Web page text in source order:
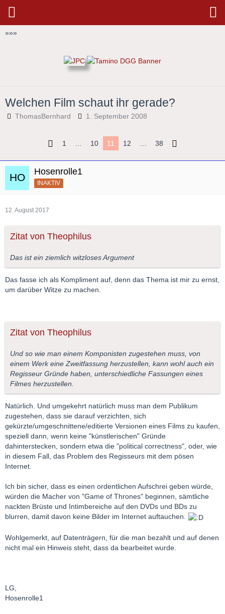
»»»
Welchen Film schaut ihr gerade?
ThomasBernhard 1. September 2008
1 … 10 11 12 … 38
Hosenrolle1
INAKTIV
12. August 2017
Zitat von Theophilus
Das ist ein ziemlich witzloses Argument
Das fasse ich als Kompliment auf, denn das Thema ist mir zu ernst,
um darüber Witze zu machen.
Zitat von Theophilus
Und so wie man einem Komponisten zugestehen muss, von
einem Werk eine Zweitfassung herzustellen, kann wohl auch ein
Regisseur Gründe haben, unterschiedliche Fassungen eines
Filmes herzustellen.
Natürlich. Und umgekehrt natürlich muss man dem Publikum
zugestehen, dass sie darauf verzichten, sich
gekürzte/umgeschnittene/editierte Versionen eines Films zu kaufen,
speziell dann, wenn keine "künstlerischen" Gründe
dahinterstecken, sondern etwa die "political correctness", oder, wie
in diesem Fall, das Problem des Regisseurs mit dem pösen
Internet.
Ich bin sicher, dass es einen ordentlichen Aufschrei geben würde,
würden die Macher von "Game of Thrones" beginnen, sämtliche
nackten Brüste und Intimbereiche auf den DVDs und BDs zu
blurren, damit davon keine Bilder im Internet auftauchen.
Wohlgemerkt, auf Datenträgern, für die man bezahlt und auf denen
nicht mal ein Hinweis steht, dass da bearbeitet wurde.
LG,
Hosenrolle1